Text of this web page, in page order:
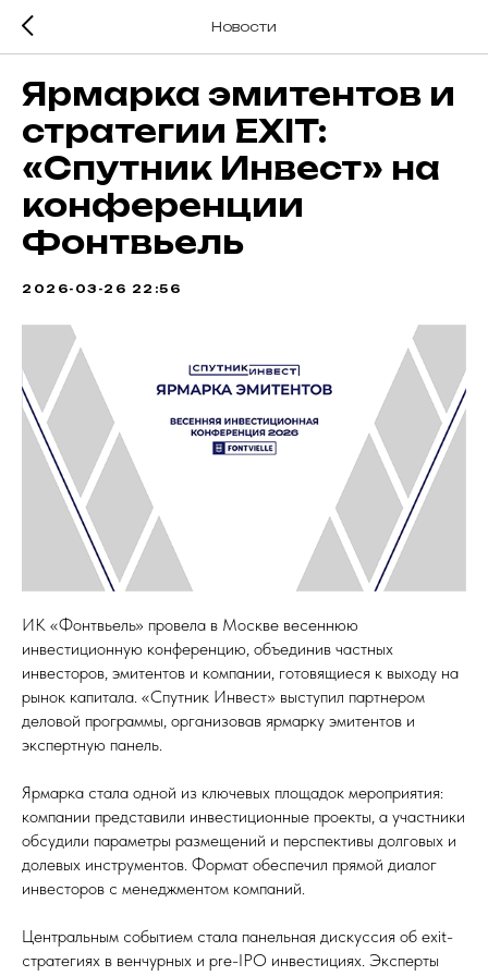
Новости
Ярмарка эмитентов и
стратегии EXIT:
«Спутник Инвест» на
конференции
Фонтвьель
2026-03-26 22:56
ИК «Фонтвьель» провела в Москве весеннюю
инвестиционную конференцию, объединив частных
инвесторов, эмитентов и компании, готовящиеся к выходу на
рынок капитала. «Спутник Инвест» выступил партнером
деловой программы, организовав ярмарку эмитентов и
экспертную панель.
Ярмарка стала одной из ключевых площадок мероприятия:
компании представили инвестиционные проекты, а участники
обсудили параметры размещений и перспективы долговых и
долевых инструментов. Формат обеспечил прямой диалог
инвесторов с менеджментом компаний.
Центральным событием стала панельная дискуссия об exit-
стратегиях в венчурных и pre-IPO инвестициях. Эксперты